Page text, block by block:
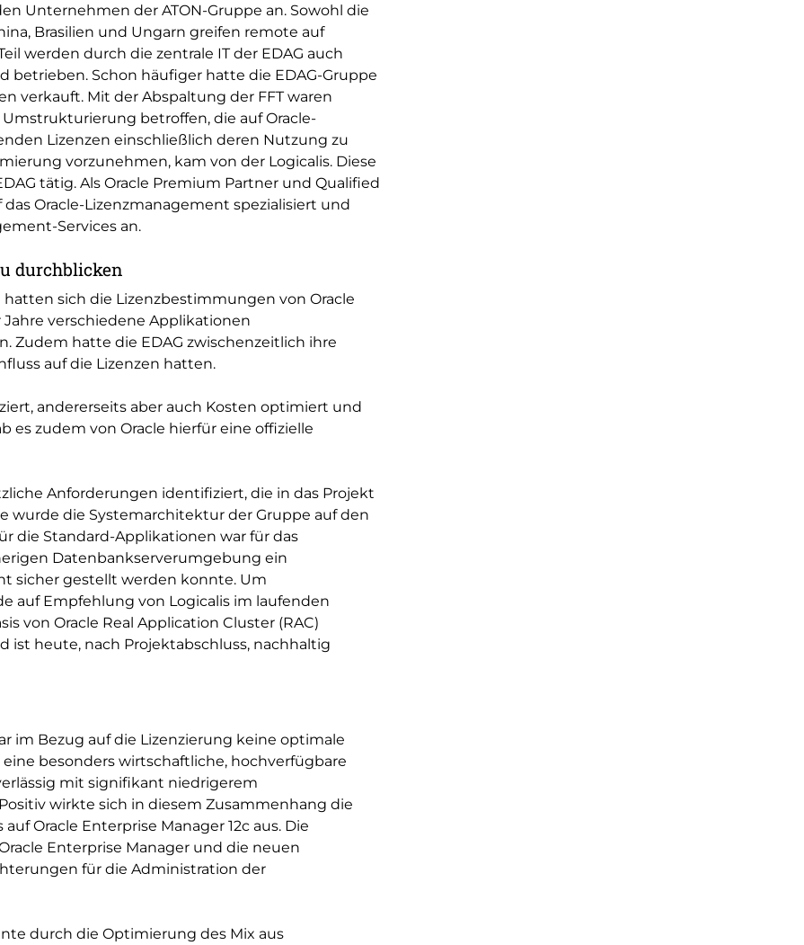
Unternehmen der ATON-Gruppe an. Sowohl die
Brasilien und Ungarn greifen remote auf
werden durch die zentrale IT der EDAG auch
betrieben. Schon häufiger hatte die EDAG-Gruppe
verkauft. Mit der Abspaltung der FFT waren
betroffen, die auf Oracle-
Lizenzen einschließlich deren Nutzung zu
vorzunehmen, kam von der Logicalis. Diese
tätig. Als Oracle Premium Partner und Qualified
Oracle-Lizenzmanagement spezialisiert und
Services an.
durchblicken
sich die Lizenzbestimmungen von Oracle
verschiedene Applikationen
Zudem hatte die EDAG zwischenzeitlich ihre
auf die Lizenzen hatten.
andererseits aber auch Kosten optimiert und
es zudem von Oracle hierfür eine offizielle
Anforderungen identifiziert, die in das Projekt
wurde die Systemarchitektur der Gruppe auf den
die Standard-Applikationen war für das
Datenbankserverumgebung ein
sicher gestellt werden konnte. Um
auf Empfehlung von Logicalis im laufenden
von Oracle Real Application Cluster (RAC)
ist heute, nach Projektabschluss, nachhaltig
im Bezug auf die Lizenzierung keine optimale
besonders wirtschaftliche, hochverfügbare
mit signifikant niedrigerem
wirkte sich in diesem Zusammenhang die
Oracle Enterprise Manager 12c aus. Die
Enterprise Manager und die neuen
für die Administration der
durch die Optimierung des Mix aus